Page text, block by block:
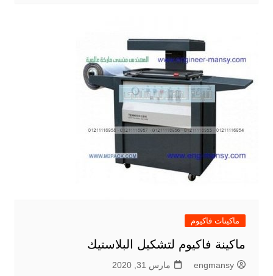
ماكينات فاكيوم
ماكينة فاكيوم لتشكيل البلاستيك
engmansy مارس 31, 2020